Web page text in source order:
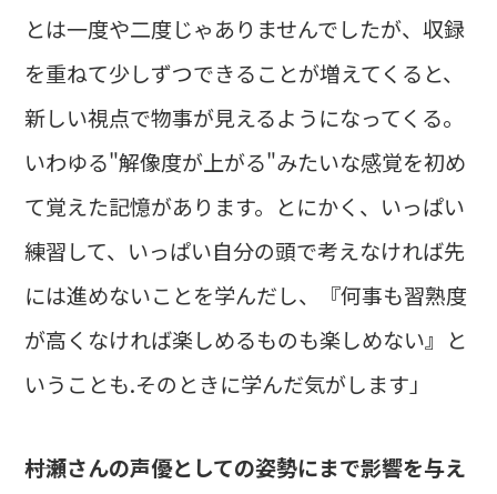
とは一度や二度じゃありませんでしたが、収録
を重ねて少しずつできることが増えてくると、
新しい視点で物事が見えるようになってくる。
いわゆる"解像度が上がる"みたいな感覚を初め
て覚えた記憶があります。とにかく、いっぱい
練習して、いっぱい自分の頭で考えなければ先
には進めないことを学んだし、『何事も習熟度
が高くなければ楽しめるものも楽しめない』と
いうことも.そのときに学んだ気がします」
――村瀬さんの声優としての姿勢にまで影響を与え